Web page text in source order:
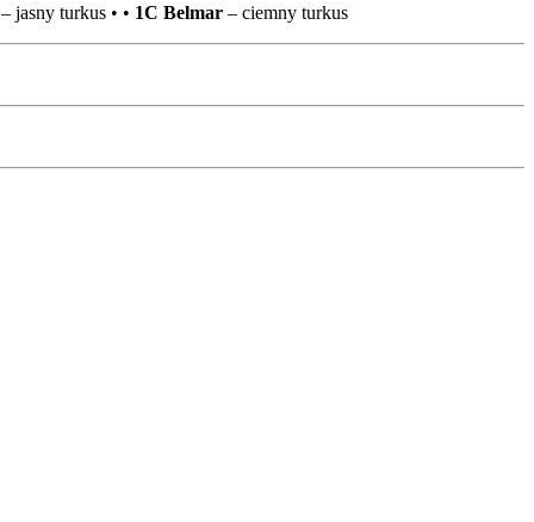
– jasny turkus • • 1C Belmar – ciemny turkus